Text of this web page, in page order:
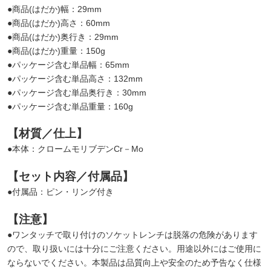
●商品(はだか)幅：29mm
●商品(はだか)高さ：60mm
●商品(はだか)奥行き：29mm
●商品(はだか)重量：150g
●パッケージ含む単品幅：65mm
●パッケージ含む単品高さ：132mm
●パッケージ含む単品奥行き：30mm
●パッケージ含む単品重量：160g
【材質／仕上】
●本体：クロームモリブデンCr－Mo
【セット内容／付属品】
●付属品：ピン・リング付き
【注意】
●ワンタッチで取り付けのソケットレンチは脱落の危険があります
ので、取り扱いには十分にご注意ください。用途以外にはご使用に
ならないでください。本製品は品質向上や安全のため予告なく仕様